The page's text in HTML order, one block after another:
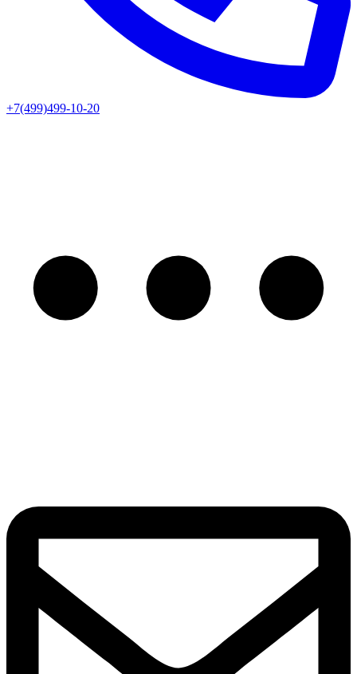
+7(499)499-10-20